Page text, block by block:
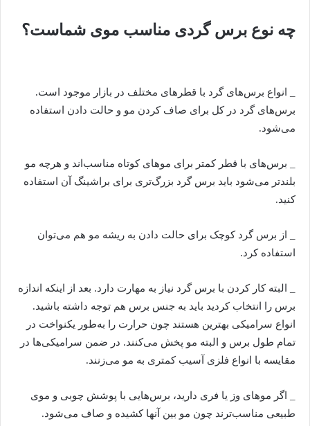
چه نوع برس گردی مناسب موی شماست؟
_ انواع برس‌های گرد با قطرهای مختلف در بازار موجود است.
برس‌های گرد در کل برای صاف کردن مو و حالت دادن استفاده
می‌شود.
_ برس‌های با قطر کمتر برای موهای کوتاه مناسب‌اند و هرچه مو
بلند‌‌تر می‌شود باید برس گرد بزرگ‌تری برای براشینگ آن استفاده
کنید.
_ از برس گرد کوچک برای حالت دادن به ریشه مو هم می‌توان
استفاده کرد.
_ البته کار کردن با برس گرد نیاز به مهارت دارد. بعد از اینکه اندازه
برس را انتخاب کردید باید به جنس برس هم توجه داشته باشید.
انواع سرامیکی بهترین هستند چون حرارت را به‌طور یکنواخت در
تمام طول برس و البته مو پخش می‌کنند. در ضمن سرامیکی‌ها در
مقایسه با انواع فلزی آسیب کمتری به مو می‌زنند.
_ اگر موهای وز یا فری دارید، برس‌هایی با پوشش چوبی و موی
طبیعی مناسب‌ترند چون مو بین آنها کشیده و صاف می‌شود.